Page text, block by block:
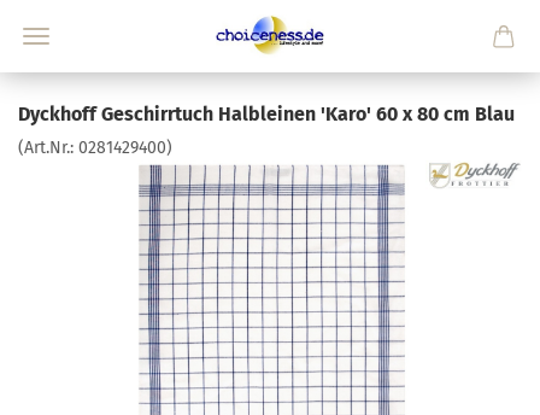
Dyckhoff Geschirrtuch Halbleinen 'Karo' 60 x 80 cm Blau
(Art.Nr.: 0281429400)